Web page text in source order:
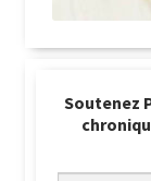
Soutenez